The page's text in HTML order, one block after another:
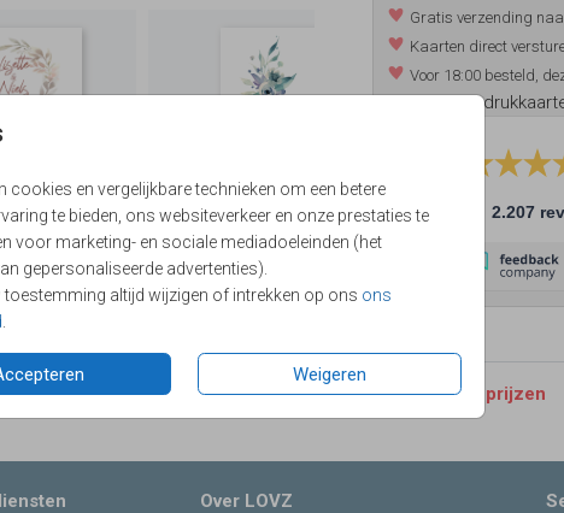
cookies en vergelijkbare technieken om een betere
te bieden, ons websiteverkeer en onze prestaties te
voor marketing- en sociale mediadoeleinden (het
gepersonaliseerde advertenties).
toestemming altijd wijzigen of intrekken op ons ons
Weigeren
Gratis verzending
Kaarten direct
Voor 18:00 besteld,
*m.u.v.
9.4 2.207
Formaten en prijzen
Over LOVZ